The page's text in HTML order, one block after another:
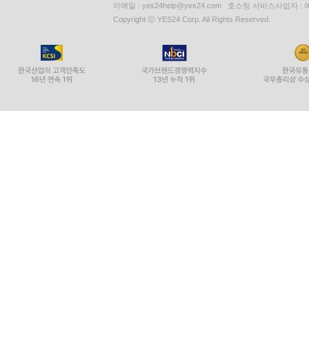
이메일 : yes24help@yes24.com 호스팅 서비스사업자 :
Copyright ⓒ YES24 Corp. All Rights Reserved.